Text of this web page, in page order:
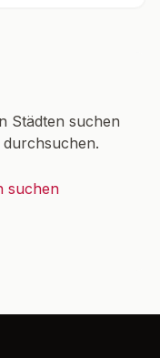
Städten suchen
suchen